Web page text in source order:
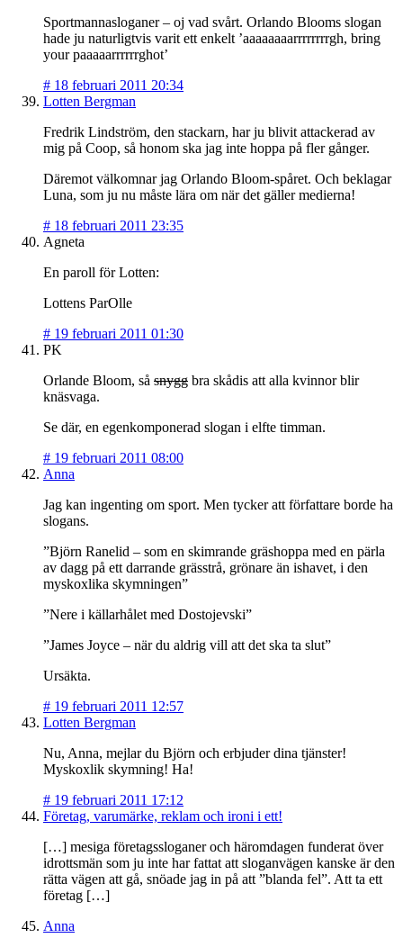
Sportmannasloganer – oj vad svårt. Orlando Blooms slogan
hade ju naturligtvis varit ett enkelt ’aaaaaaaarrrrrrrrgh, bring
your paaaaarrrrrrghot’
# 18 februari 2011 20:34
Lotten Bergman
Fredrik Lindström, den stackarn, har ju blivit attackerad av
mig på Coop, så honom ska jag inte hoppa på fler gånger.
Däremot välkomnar jag Orlando Bloom-spåret. Och beklagar
Luna, som ju nu måste lära om när det gäller medierna!
# 18 februari 2011 23:35
Agneta
En paroll för Lotten:
Lottens ParOlle
# 19 februari 2011 01:30
PK
Orlande Bloom, så snygg bra skådis att alla kvinnor blir
knäsvaga.
Se där, en egenkomponerad slogan i elfte timman.
# 19 februari 2011 08:00
Anna
Jag kan ingenting om sport. Men tycker att författare borde ha
slogans.
”Björn Ranelid – som en skimrande gräshoppa med en pärla
av dagg på ett darrande grässtrå, grönare än ishavet, i den
myskoxlika skymningen”
”Nere i källarhålet med Dostojevski”
”James Joyce – när du aldrig vill att det ska ta slut”
Ursäkta.
# 19 februari 2011 12:57
Lotten Bergman
Nu, Anna, mejlar du Björn och erbjuder dina tjänster!
Myskoxlik skymning! Ha!
# 19 februari 2011 17:12
Företag, varumärke, reklam och ironi i ett!
[…] mesiga företagssloganer och häromdagen funderat över
idrottsmän som ju inte har fattat att sloganvägen kanske är den
rätta vägen att gå, snöade jag in på att ”blanda fel”. Att ta ett
företag […]
Anna